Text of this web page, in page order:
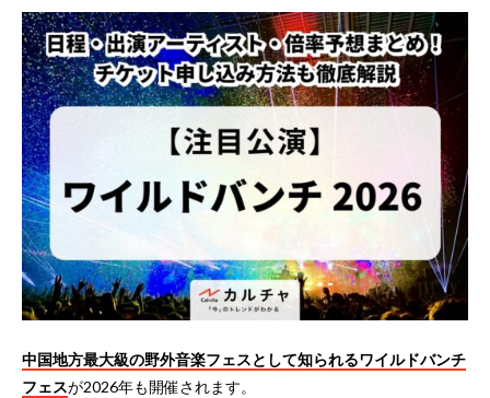
中国地方最大級の野外音楽フェスとして知られるワイルドバンチ
フェスが2026年も開催されます。